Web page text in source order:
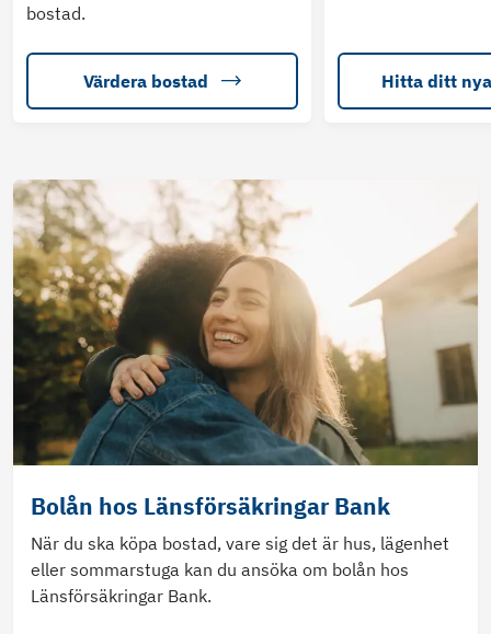
bostad.
Värdera bostad Hitta ditt
Bolån hos Länsförsäkringar Bank
När du ska köpa bostad, vare sig det är hus, lägenhet
eller sommarstuga kan du ansöka om bolån hos
Länsförsäkringar Bank.